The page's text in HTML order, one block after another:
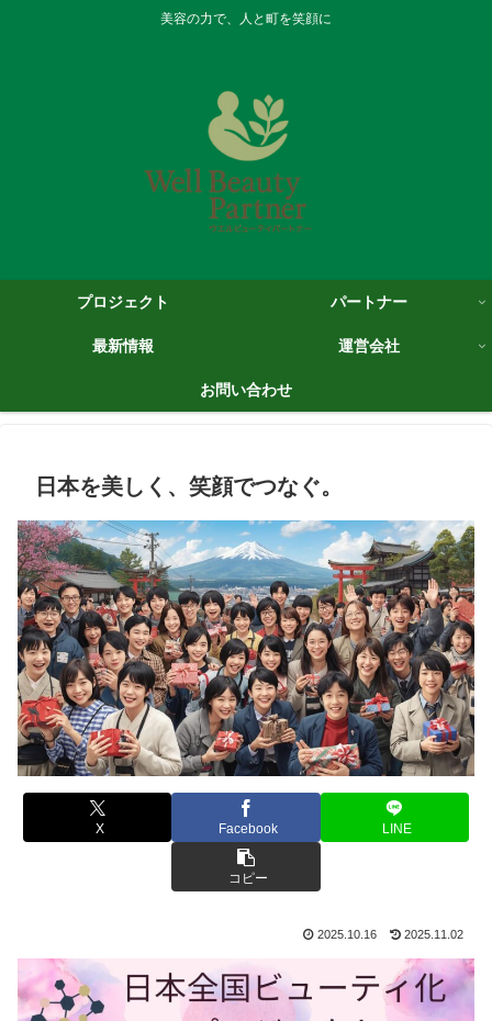
美容の力で、人と町を笑顔に
プロジェクト パートナー
最新情報 運営会社
お問い合わせ
日本を美しく、笑顔でつなぐ。
X Facebook LINE
コピー
2025.10.16 2025.11.02